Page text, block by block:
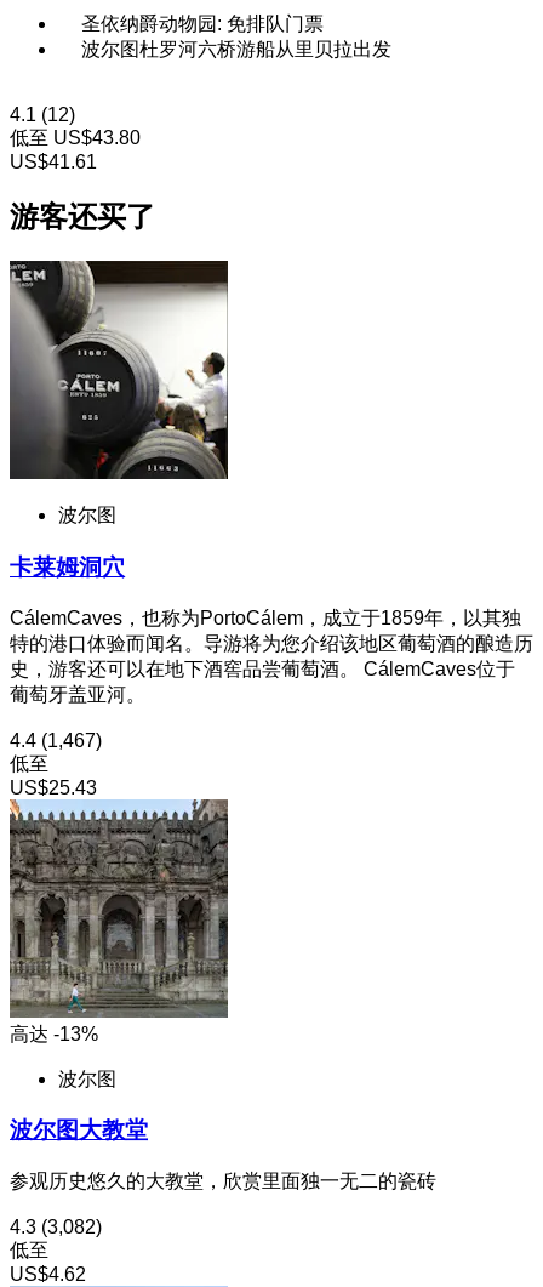
圣依纳爵动物园: 免排队门票
波尔图杜罗河六桥游船从里贝拉出发
4.1 (12)
低至 US$43.80
US$41.61
游客还买了
波尔图
卡莱姆洞穴
CálemCaves，也称为PortoCálem，成立于1859年，以其独
特的港口体验而闻名。导游将为您介绍该地区葡萄酒的酿造历
史，游客还可以在地下酒窖品尝葡萄酒。 CálemCaves位于
葡萄牙盖亚河。
4.4 (1,467)
低至
US$25.43
高达 -13%
波尔图
波尔图大教堂
参观历史悠久的大教堂，欣赏里面独一无二的瓷砖
4.3 (3,082)
低至
US$4.62